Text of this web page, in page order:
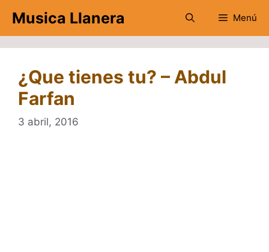
contenido
Musica Llanera Menú
¿Que tienes tu? – Abdul
Farfan
3 abril, 2016